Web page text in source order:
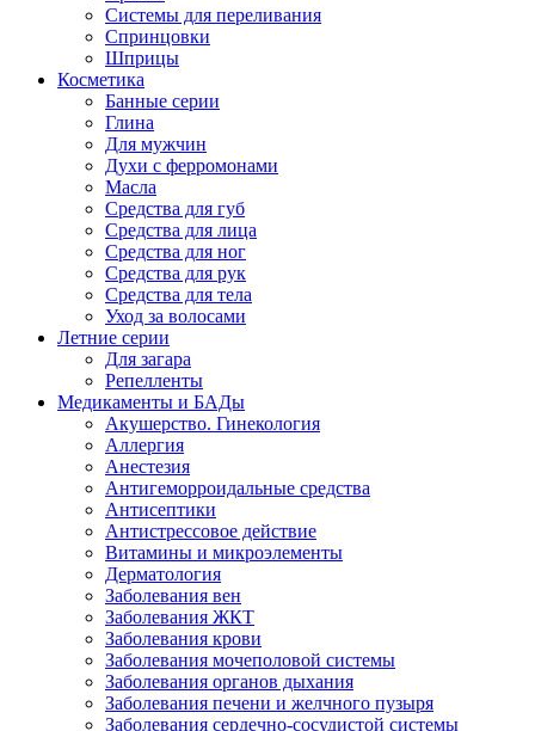
Системы для переливания
Спринцовки
Шприцы
Косметика
Банные серии
Глина
Для мужчин
Духи с ферромонами
Масла
Средства для губ
Средства для лица
Средства для ног
Средства для рук
Средства для тела
Уход за волосами
Летние серии
Для загара
Репелленты
Медикаменты и БАДы
Акушерство. Гинекология
Аллергия
Анестезия
Антигеморроидальные средства
Антисептики
Антистрессовое действие
Витамины и микроэлементы
Дерматология
Заболевания вен
Заболевания ЖКТ
Заболевания крови
Заболевания мочеполовой системы
Заболевания органов дыхания
Заболевания печени и желчного пузыря
Заболевания сердечно-сосудистой системы